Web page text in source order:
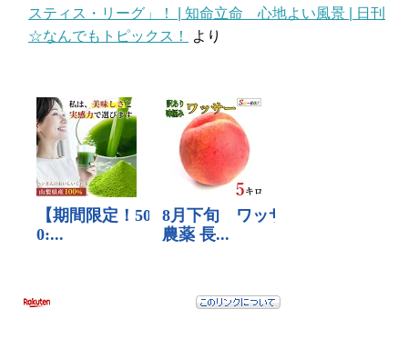
スティス・リーグ」！ | 知命立命 心地よい風景 | 日刊
☆なんでもトピックス！
より